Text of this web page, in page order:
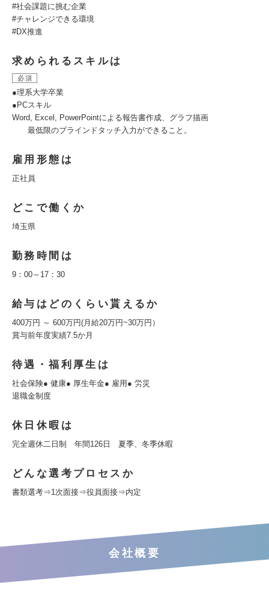
#社会課題に挑む企業
#チャレンジできる環境
#DX推進
求められるスキルは
必須
●理系大学卒業
●PCスキル
Word, Excel, PowerPointによる報告書作成、グラフ描画
最低限のブラインドタッチ入力ができること。
雇用形態は
正社員
どこで働くか
埼玉県
勤務時間は
9：00～17：30
給与はどのくらい貰えるか
400万円 ～ 600万円(月給20万円~30万円）
賞与前年度実績7.5か月
待遇・福利厚生は
社会保険● 健康● 厚生年金● 雇用● 労災
退職金制度
休日休暇は
完全週休二日制 年間126日 夏季、冬季休暇
どんな選考プロセスか
書類選考⇒1次面接⇒役員面接⇒内定
会社概要